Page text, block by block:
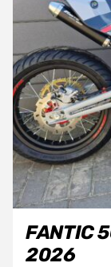
FANTIC
2026